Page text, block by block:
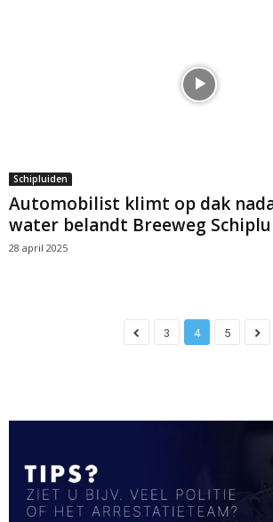
Schipluiden
Automobilist klimt op dak
water belandt Breeweg
28 april 2025
3 4 5